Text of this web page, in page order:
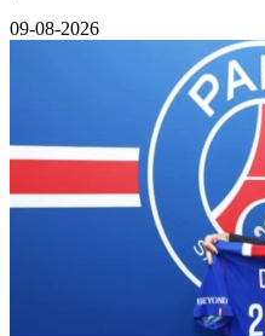
09-08-2026